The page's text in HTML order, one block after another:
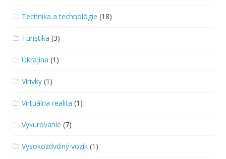
Technika a technológie (18)
Turistika (3)
Ukrajina (1)
Vírivky (1)
Virtuálna realita (1)
Vykurovanie (7)
Vysokozdvižný vozík (1)